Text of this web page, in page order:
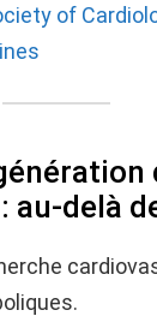
of
au-delà